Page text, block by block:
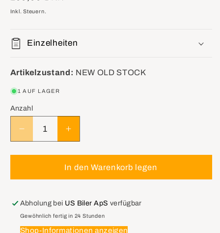
Preis
Inkl. Steuern.
Einzelheiten
Artikelzustand: NEW OLD STOCK
1 AUF LAGER
Anzahl
Verringere
die
Menge
GM
Thermostat
Bypass
Pipe
Erhöhe
die
Menge
für
GM
Thermostat
Bypass
Pipe
In den Warenkorb legen
Abholung bei US Biler ApS verfügbar
Gewöhnlich fertig in 24 Stunden
Shop-Informationen anzeigen